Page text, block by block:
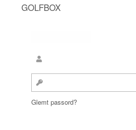
GOLFBOX
Glemt passord?